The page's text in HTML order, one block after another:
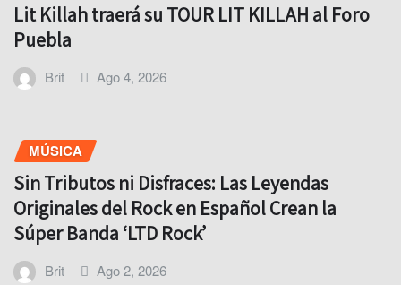
Lit Killah traerá su TOUR LIT KILLAH al Foro
Puebla
Brit Ago 4, 2026
MÚSICA
Sin Tributos ni Disfraces: Las Leyendas
Originales del Rock en Español Crean la
Súper Banda ‘LTD Rock’
Brit Ago 2, 2026